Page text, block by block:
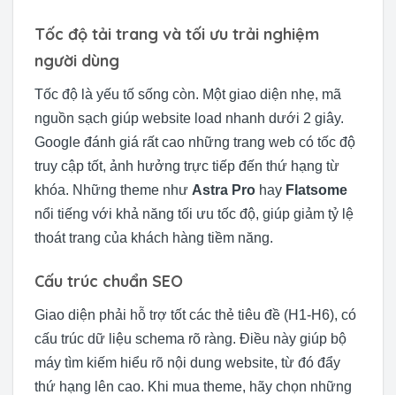
Tốc độ tải trang và tối ưu trải nghiệm
người dùng
Tốc độ là yếu tố sống còn. Một giao diện nhẹ, mã
nguồn sạch giúp website load nhanh dưới 2 giây.
Google đánh giá rất cao những trang web có tốc độ
truy cập tốt, ảnh hưởng trực tiếp đến thứ hạng từ
khóa. Những theme như Astra Pro hay Flatsome
nổi tiếng với khả năng tối ưu tốc độ, giúp giảm tỷ lệ
thoát trang của khách hàng tiềm năng.
Cấu trúc chuẩn SEO
Giao diện phải hỗ trợ tốt các thẻ tiêu đề (H1-H6), có
cấu trúc dữ liệu schema rõ ràng. Điều này giúp bộ
máy tìm kiếm hiểu rõ nội dung website, từ đó đẩy
thứ hạng lên cao. Khi mua theme, hãy chọn những